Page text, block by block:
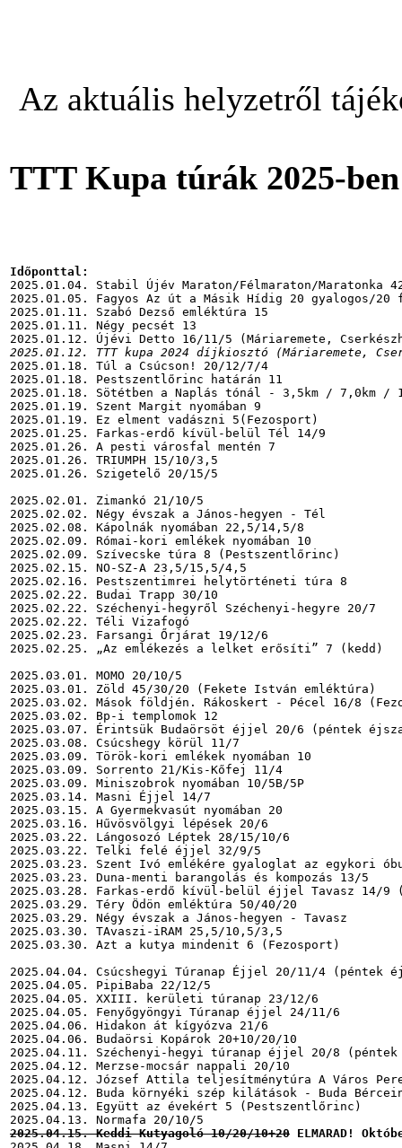
Az aktuális helyzetről
TTT Kupa túrák 2025-ben
Időponttal:
2025.01.04. Stabil Újév Maraton/Félmaraton/Maratonka
2025.01.05. Fagyos Az út a Másik Hídig 20 gyalogos/
2025.01.11. Szabó Dezső emléktúra 15
2025.01.11. Négy pecsét 13
2025.01.12. TTT kupa 2024 díjkiosztó (Máriaremete,
2025.01.18. Túl a Csúcson! 20/12/7/4
2025.01.18. Pestszentlőrinc határán 11
2025.01.18. Sötétben a Naplás tónál - 3,5km / 7,0km
2025.01.19. Szent Margit nyomában 9
2025.01.19. Ez elment vadászni 5(Fezosport)
2025.01.25. Farkas-erdő kívül-belül Tél 14/9
2025.01.26. A pesti városfal mentén 7
2025.01.26. TRIUMPH 15/10/3,5
2025.01.26. Szigetelő 20/15/5
2025.02.01. Zimankó 21/10/5
2025.02.02. Négy évszak a János-hegyen - Tél
2025.02.08. Kápolnák nyomában 22,5/14,5/8
2025.02.09. Római-kori emlékek nyomában 10
2025.02.09. Szívecske túra 8 (Pestszentlőrinc)
2025.02.15. NO-SZ-A 23,5/15,5/4,5
2025.02.16. Pestszentimrei helytörténeti túra 8
2025.02.22. Budai Trapp 30/10
2025.02.22. Széchenyi-hegyről Széchenyi-hegyre 20/7
2025.02.22. Téli Vizafogó
2025.02.23. Farsangi Őrjárat 19/12/6
2025.02.25. „Az emlékezés a lelket erősíti” 7 (kedd)
2025.03.01. MOMO 20/10/5
2025.03.01. Zöld 45/30/20 (Fekete István emléktúra)
2025.03.02. Mások földjén. Rákoskert - Pécel 16/8
2025.03.02. Bp-i templomok 12
2025.03.07. Érintsük Budaörsöt éjjel 20/6 (péntek
2025.03.08. Csúcshegy körül 11/7
2025.03.09. Török-kori emlékek nyomában 10
2025.03.09. Sorrento 21/Kis-Kőfej 11/4
2025.03.09. Miniszobrok nyomában 10/5B/5P
2025.03.14. Masni Éjjel 14/7
2025.03.15. A Gyermekvasút nyomában 20
2025.03.16. Hűvösvölgyi lépések 20/6
2025.03.22. Lángosozó Léptek 28/15/10/6
2025.03.22. Telki felé éjjel 32/9/5
2025.03.23. Szent Ivó emlékére gyaloglat az egykori
2025.03.23. Duna-menti barangolás és kompozás 13/5
2025.03.28. Farkas-erdő kívül-belül éjjel Tavasz 14/9
2025.03.29. Téry Ödön emléktúra 50/40/20
2025.03.29. Négy évszak a János-hegyen - Tavasz
2025.03.30. TAvaszi-iRAM 25,5/10,5/3,5
2025.03.30. Azt a kutya mindenit 6 (Fezosport)
2025.04.04. Csúcshegyi Túranap Éjjel 20/11/4 (péntek
2025.04.05. PipiBaba 22/12/5
2025.04.05. XXIII. kerületi túranap 23/12/6
2025.04.05. Fenyőgyöngyi Túranap éjjel 24/11/6
2025.04.06. Hidakon át kígyózva 21/6
2025.04.06. Budaörsi Kopárok 20+10/20/10
2025.04.11. Széchenyi-hegyi túranap éjjel 20/8
2025.04.12. Merzse-mocsár nappali 20/10
2025.04.12. József Attila teljesítménytúra A Város
2025.04.12. Buda környéki szép kilátások - Buda
2025.04.13. Együtt az évekért 5 (Pestszentlőrinc)
2025.04.15. Keddi Kutyagoló 10/20/10+20 ELMARAD!